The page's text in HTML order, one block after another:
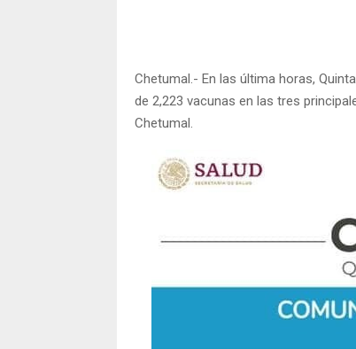
Chetumal.- En las última horas,
de 2,223 vacunas en las tres
Chetumal.